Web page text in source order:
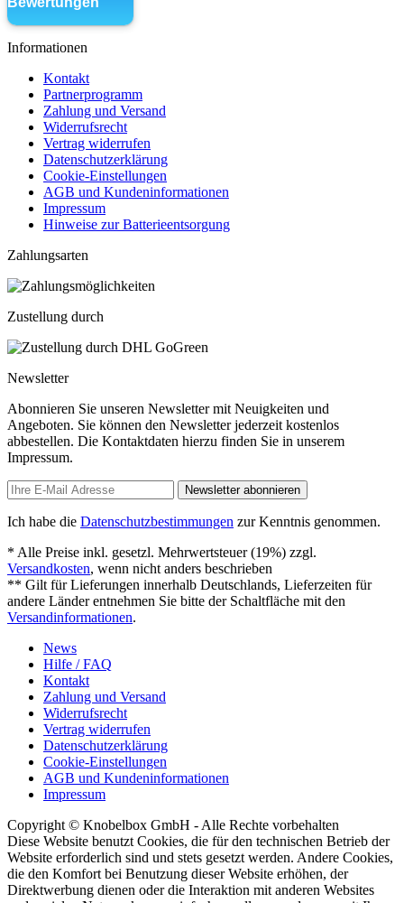
Informationen
Kontakt
Partnerprogramm
Zahlung und Versand
Widerrufsrecht
Vertrag widerrufen
Datenschutzerklärung
Cookie-Einstellungen
AGB und Kundeninformationen
Impressum
Hinweise zur Batterieentsorgung
Zahlungsarten
Zustellung durch
Newsletter
Abonnieren Sie unseren Newsletter mit Neuigkeiten und
Angeboten. Sie können den Newsletter jederzeit kostenlos
abbestellen. Die Kontaktdaten hierzu finden Sie in unserem
Impressum.
Newsletter abonnieren
Ich habe die Datenschutzbestimmungen zur Kenntnis genommen.
* Alle Preise inkl. gesetzl. Mehrwertsteuer (19%) zzgl.
Versandkosten, wenn nicht anders beschrieben
** Gilt für Lieferungen innerhalb Deutschlands, Lieferzeiten für
andere Länder entnehmen Sie bitte der Schaltfläche mit den
Versandinformationen.
News
Hilfe / FAQ
Kontakt
Zahlung und Versand
Widerrufsrecht
Vertrag widerrufen
Datenschutzerklärung
Cookie-Einstellungen
AGB und Kundeninformationen
Impressum
Copyright © Knobelbox GmbH - Alle Rechte vorbehalten
Diese Website benutzt Cookies, die für den technischen Betrieb der
Website erforderlich sind und stets gesetzt werden. Andere Cookies,
die den Komfort bei Benutzung dieser Website erhöhen, der
Direktwerbung dienen oder die Interaktion mit anderen Websites